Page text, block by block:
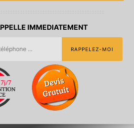
IMMEDIATEMENT